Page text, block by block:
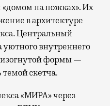
на ножках». Их
в архитектуре
Центральный
уютного внутреннего
формы —
скетча.
«МИРА» через